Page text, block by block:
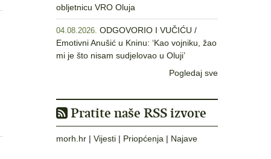
obljetnicu VRO Oluja
04.08.2026. ODGOVORIO I VUČIĆU /
Emotivni Anušić u Kninu: ‘Kao vojniku, žao
mi je što nisam sudjelovao u Oluji’
Pogledaj sve
Pratite naše RSS izvore
morh.hr | Vijesti | Priopćenja | Najave